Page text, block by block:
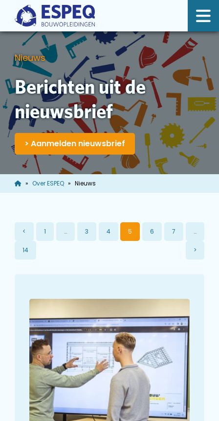
Nieuws
Berichten uit de
nieuwsbrief
> Aanmelden nieuwsbrief
Over ESPEQ Nieuws
< 1 … 3 4 5 6 7 …
14 >